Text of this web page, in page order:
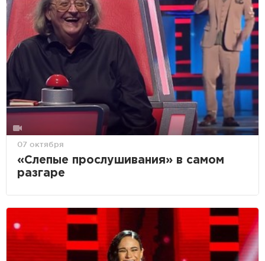
07 октября
«Слепые прослушивания» в самом
разгаре